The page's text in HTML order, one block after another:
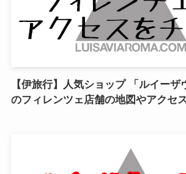
【伊旅行】人気ショップ 「ルイーザ
のフィレンツェ店舗の地図やアクセ